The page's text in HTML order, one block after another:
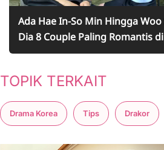
Ada Hae In-So Min Hingga
Dia 8 Couple Paling Romantis
TOPIK TERKAIT
Drama Korea Tips Drakor